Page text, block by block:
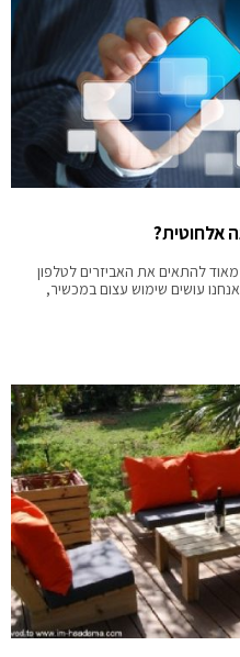
אלחוטית?
להתאים את האביזרים לטלפון
עושים שימוש עצום במכשיר,